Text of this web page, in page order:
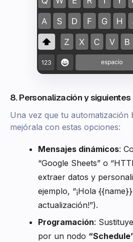
8. Personalización y
Una vez que tu automatización
mejórala con estas opciones:
Mensajes dinámicos:
“Google Sheets” o
extraer datos y
ejemplo, “¡Hola
actualización!”).
Programación:
por un nodo